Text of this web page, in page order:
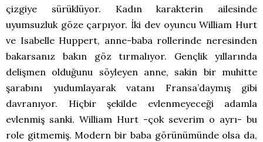
çizgiye sürüklüyor. Kadın karakterin ailesinde
uyumsuzluk göze çarpıyor. İki dev oyuncu William Hurt
ve Isabelle Huppert, anne-baba rollerinde neresinden
bakarsanız bakın göz tırmalıyor. Gençlik yıllarında
delişmen olduğunu söyleyen anne, sakin bir muhitte
şarabını yudumlayarak vatanı Fransa’daymış gibi
davranıyor. Hiçbir şekilde evlenmeyeceği adamla
evlenmiş sanki. William Hurt -çok severim o ayrı- bu
role gitmemiş. Modern bir baba görünümünde olsa da,